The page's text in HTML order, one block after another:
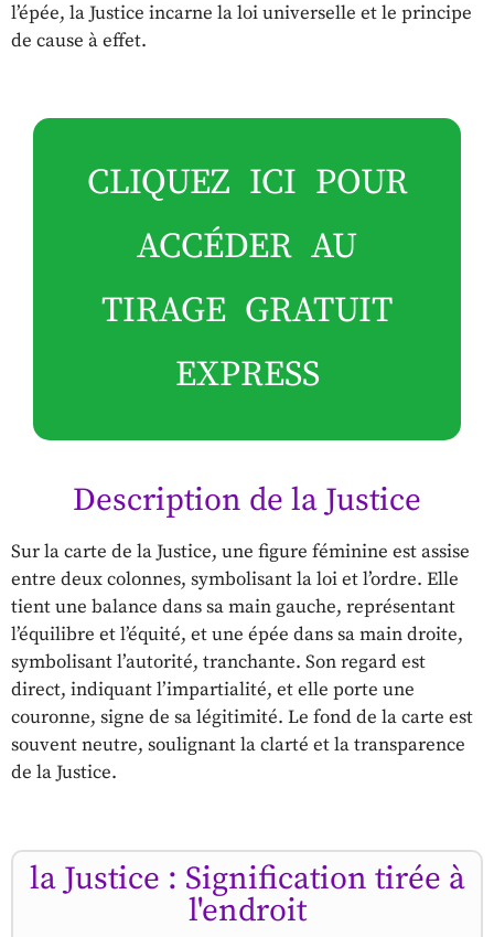
l’épée, la Justice incarne la loi universelle et le principe
de cause à effet.
CLIQUEZ ICI POUR
ACCÉDER AU
TIRAGE GRATUIT
EXPRESS
Description de la Justice
Sur la carte de la Justice, une figure féminine est assise
entre deux colonnes, symbolisant la loi et l’ordre. Elle
tient une balance dans sa main gauche, représentant
l’équilibre et l’équité, et une épée dans sa main droite,
symbolisant l’autorité, tranchante. Son regard est
direct, indiquant l’impartialité, et elle porte une
couronne, signe de sa légitimité. Le fond de la carte est
souvent neutre, soulignant la clarté et la transparence
de la Justice.
la Justice : Signification tirée à
l'endroit